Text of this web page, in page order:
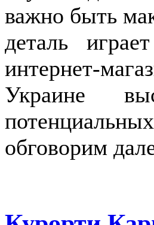
важно быть
деталь
интернет-
Украине
обговорим